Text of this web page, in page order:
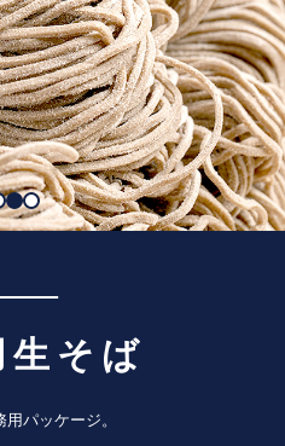
生そば
パッケージ。